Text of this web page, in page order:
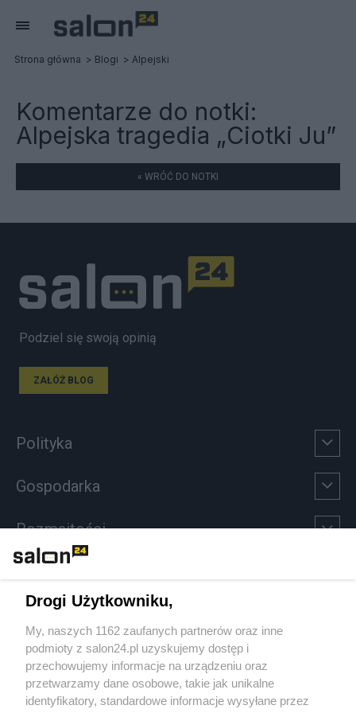
Strona główna Blogi Alpejski
Komentarze do notki:
Alpejska tragedia „Ciotki Ju”
« WRÓĆ DO NOTKI
Podziel się swoją opinią
ZAŁÓŻ BLOG
Polityka
Gospodarka
Rozmaitości
Sport
Społeczeństwo
Kultura
Drogi Użytkowniku,
My, naszych 1162 zaufanych partnerów oraz inne
podmioty z salon24.pl uzyskujemy dostęp i
przechowujemy informacje na urządzeniu oraz
przetwarzamy dane osobowe, takie jak unikalne
identyfikatory, standardowe informacje wysyłane przez